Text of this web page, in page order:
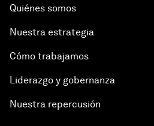
Quiénes somos
Nuestra estrategia
Cómo trabajamos
Liderazgo y gobernanza
Nuestra repercusión